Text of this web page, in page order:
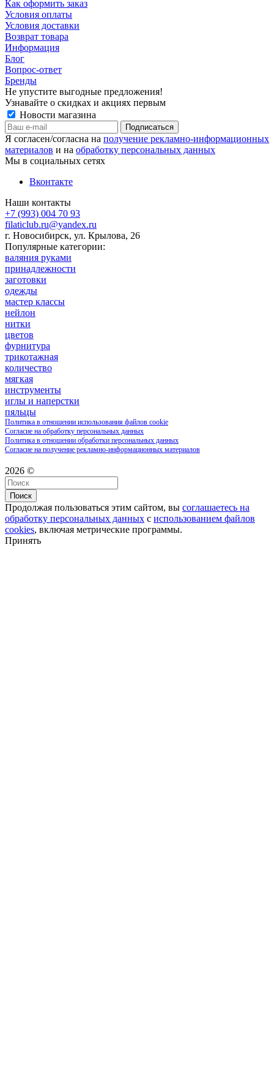
Как оформить заказ
Условия оплаты
Условия доставки
Возврат товара
Информация
Блог
Вопрос-ответ
Бренды
Не упустите выгодные предложения!
Узнавайте о скидках и акциях первым
Новости магазина
Я согласен/согласна на получение рекламно-информационных
материалов и на обработку персональных данных
Мы в социальных сетях
Вконтакте
Наши контакты
+7 (993) 004 70 93
filaticlub.ru@yandex.ru
г. Новосибирск, ул. Крылова, 26
Популярные категории:
валяния руками
принадлежности
заготовки
одежды
мастер классы
нейлон
нитки
цветов
фурнитура
трикотажная
количество
мягкая
инструменты
иглы и наперстки
пяльцы
Политика в отношении использования файлов cookie
Согласие на обработку персональных данных
Политика в отношении обработки персональных данных
Согласие на получение рекламно-информационных материалов
2026 ©
Поиск
Продолжая пользоваться этим сайтом, вы соглашаетесь на
обработку персональных данных с использованием файлов
cookies, включая метрические программы.
Принять